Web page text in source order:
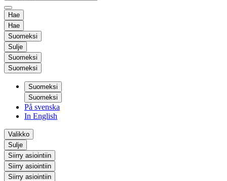
Hae
Hae
Suomeksi
Sulje
Suomeksi
Suomeksi
Suomeksi
Suomeksi
På svenska
In English
Valikko
Sulje
Siirry asiointiin
Siirry asiointiin
Siirry asiointiin